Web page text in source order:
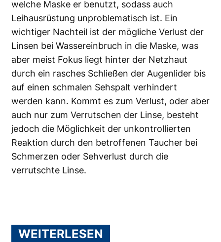
welche Maske er benutzt, sodass auch
Leihausrüstung unproblematisch ist. Ein
wichtiger Nachteil ist der mögliche Verlust der
Linsen bei Wassereinbruch in die Maske, was
aber meist Fokus liegt hinter der Netzhaut
durch ein rasches Schließen der Augenlider bis
auf einen schmalen Sehspalt verhindert
werden kann. Kommt es zum Verlust, oder aber
auch nur zum Verrutschen der Linse, besteht
jedoch die Möglichkeit der unkontrollierten
Reaktion durch den betroffenen Taucher bei
Schmerzen oder Sehverlust durch die
verrutschte Linse.
WEITERLESEN